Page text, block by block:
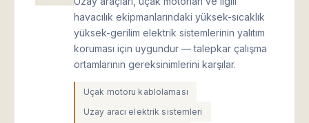
havacılık ekipmanlarındaki yüksek-sıcaklık
yüksek-gerilim elektrik sistemlerinin yalıtım
koruması için uygundur — talepkar çalışma
ortamlarının gereksinimlerini karşılar.
Uçak motoru kablolaması
Uzay aracı elektrik sistemleri